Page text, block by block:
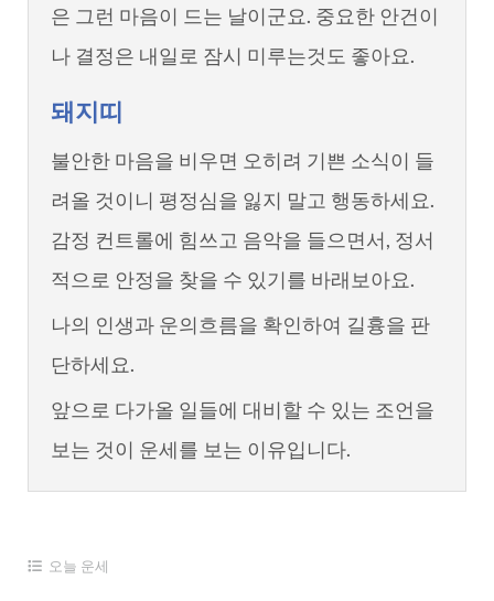
은 그런 마음이 드는 날이군요. 중요한 안건이
나 결정은 내일로 잠시 미루는것도 좋아요.
돼지띠
불안한 마음을 비우면 오히려 기쁜 소식이 들
려올 것이니 평정심을 잃지 말고 행동하세요.
감정 컨트롤에 힘쓰고 음악을 들으면서, 정서
적으로 안정을 찾을 수 있기를 바래보아요.
나의 인생과 운의흐름을 확인하여 길흉을 판
단하세요.
앞으로 다가올 일들에 대비할 수 있는 조언을
보는 것이 운세를 보는 이유입니다.
오늘 운세